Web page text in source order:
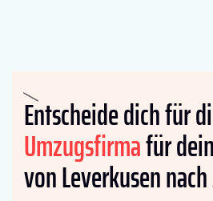
Entscheide dich für
Umzugsfirmafür
von Leverkusen